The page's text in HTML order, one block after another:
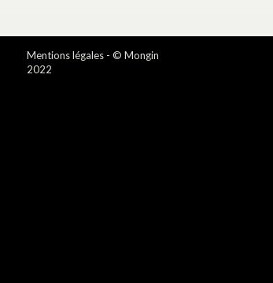
Mentions légales - © Mongin
2022